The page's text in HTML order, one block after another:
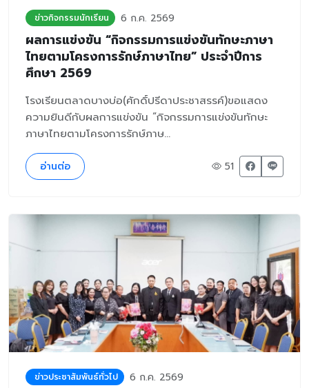
ข่าวกิจกรรมนักเรียน 6 ก.ค. 2569
ผลการแข่งขัน “กิจกรรมการแข่งขันทักษะภาษา
ไทยตามโครงการรักษ์ภาษาไทย” ประจำปีการ
ศึกษา 2569
โรงเรียนตลาดบางบ่อ(ศักดิ์ปรีดาประชาสรรค์)ขอแสดง
ความยินดีกับผลการแข่งขัน “กิจกรรมการแข่งขันทักษะ
ภาษาไทยตามโครงการรักษ์ภาษ...
อ่านต่อ 51
ข่าวประชาสัมพันธ์ทั่วไป 6 ก.ค. 2569